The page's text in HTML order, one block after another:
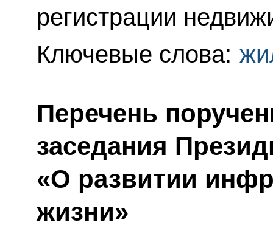
регистрации
Ключевые слова:
Перечень
заседания
«О развитии
жизни»